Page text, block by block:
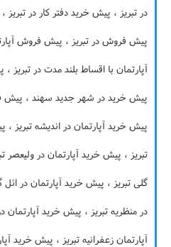
در تبریز ، پیش خرید دفتر کار در
پیش فروش در تبریز ، پیش فروش
آپارتمان با اقساط بلند مدت در
پیش خرید در شهر جدید سهند ، پیش
پیش خرید آپارتمان در اندیشه تبریز
تبریز ، پیش خرید آپارتمان در
گلی تبریز ، پیش خرید آپارتمان در
در منظریه تبریز ، پیش خرید
آپارتمان زعفرانیه تبریز ، پیش خرید